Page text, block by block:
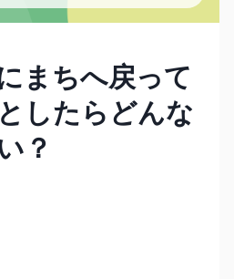
まちへ戻って
したらどんな
？